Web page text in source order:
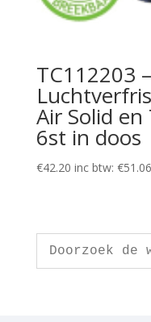
TC112203
Air Solid
6st in doos
€42.20 inc btw: €51.06